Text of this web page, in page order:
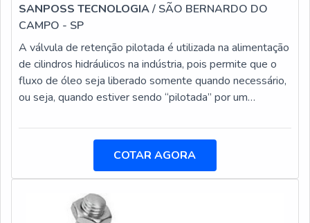
SANPOSS TECNOLOGIA/ SÃO BERNARDO DO
CAMPO - SP
A válvula de retenção pilotada é utilizada na alimentação
de cilindros hidráulicos na indústria, pois permite que o
fluxo de óleo seja liberado somente quando necessário,
ou seja, quando estiver sendo “pilotada” por um
direção de uma via, já que permite o fluxo em uma
de retenção são fabricadas em tamanhos grandes e em
miniaturas. Produto realiza diversas aplicações Limita
COTAR AGORA